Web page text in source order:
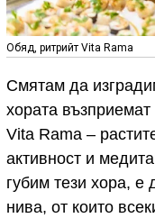
Обяд, ритрийт Vita Rama
Смятам да
хората
Vita Rama –
активност и
губим тези хора,
нива, от които